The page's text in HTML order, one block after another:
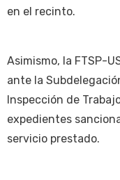
en el recinto.
Asimismo, la FTSP-
ante la
Inspección de
expedientes
servicio prestado.